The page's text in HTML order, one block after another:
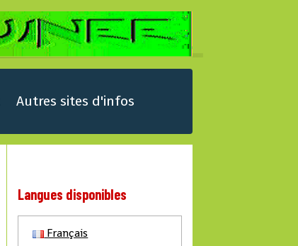
Autres sites d'infos
Langues disponibles
Français